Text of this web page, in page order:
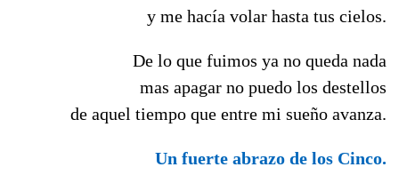
y me hacía volar hasta tus cielos.
De lo que fuimos ya no queda nada
mas apagar no puedo los destellos
de aquel tiempo que entre mi sueño avanza.
Un fuerte abrazo de los Cinco.